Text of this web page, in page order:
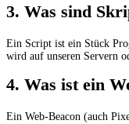
3. Was sind
Ein Script ist ein Stück
wird auf unseren Servern
4. Was ist ein
Ein Web-Beacon (auch